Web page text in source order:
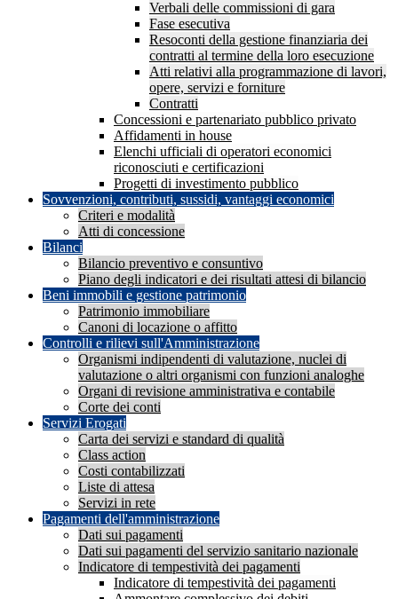
Verbali delle commissioni di gara
Fase esecutiva
Resoconti della gestione finanziaria dei
contratti al termine della loro esecuzione
Atti relativi alla programmazione di lavori,
opere, servizi e forniture
Contratti
Concessioni e partenariato pubblico privato
Affidamenti in house
Elenchi ufficiali di operatori economici
riconosciuti e certificazioni
Progetti di investimento pubblico
Sovvenzioni, contributi, sussidi, vantaggi economici
Criteri e modalità
Atti di concessione
Bilanci
Bilancio preventivo e consuntivo
Piano degli indicatori e dei risultati attesi di bilancio
Beni immobili e gestione patrimonio
Patrimonio immobiliare
Canoni di locazione o affitto
Controlli e rilievi sull'Amministrazione
Organismi indipendenti di valutazione, nuclei di
valutazione o altri organismi con funzioni analoghe
Organi di revisione amministrativa e contabile
Corte dei conti
Servizi Erogati
Carta dei servizi e standard di qualità
Class action
Costi contabilizzati
Liste di attesa
Servizi in rete
Pagamenti dell'amministrazione
Dati sui pagamenti
Dati sui pagamenti del servizio sanitario nazionale
Indicatore di tempestività dei pagamenti
Indicatore di tempestività dei pagamenti